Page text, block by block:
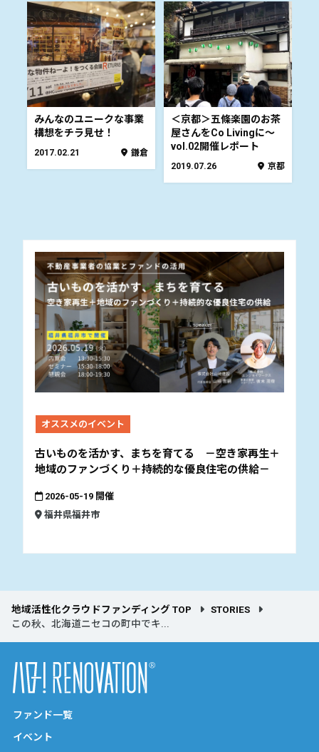
みんなのユニークな事業
構想をチラ見せ！
2017.02.21 鎌倉
＜京都＞五條楽園のお茶
屋さんをCo Livingに～
vol.02開催レポート
2019.07.26 京都
オススメのイベント
古いものを活かす、まちを育てる －空き家再生＋
地域のファンづくり＋持続的な優良住宅の供給－
2026-05-19 開催
福井県福井市
地域活性化クラウドファンディング TOP
STORIES
この秋、北海道ニセコの町中でキ...
ファンド一覧
イベント